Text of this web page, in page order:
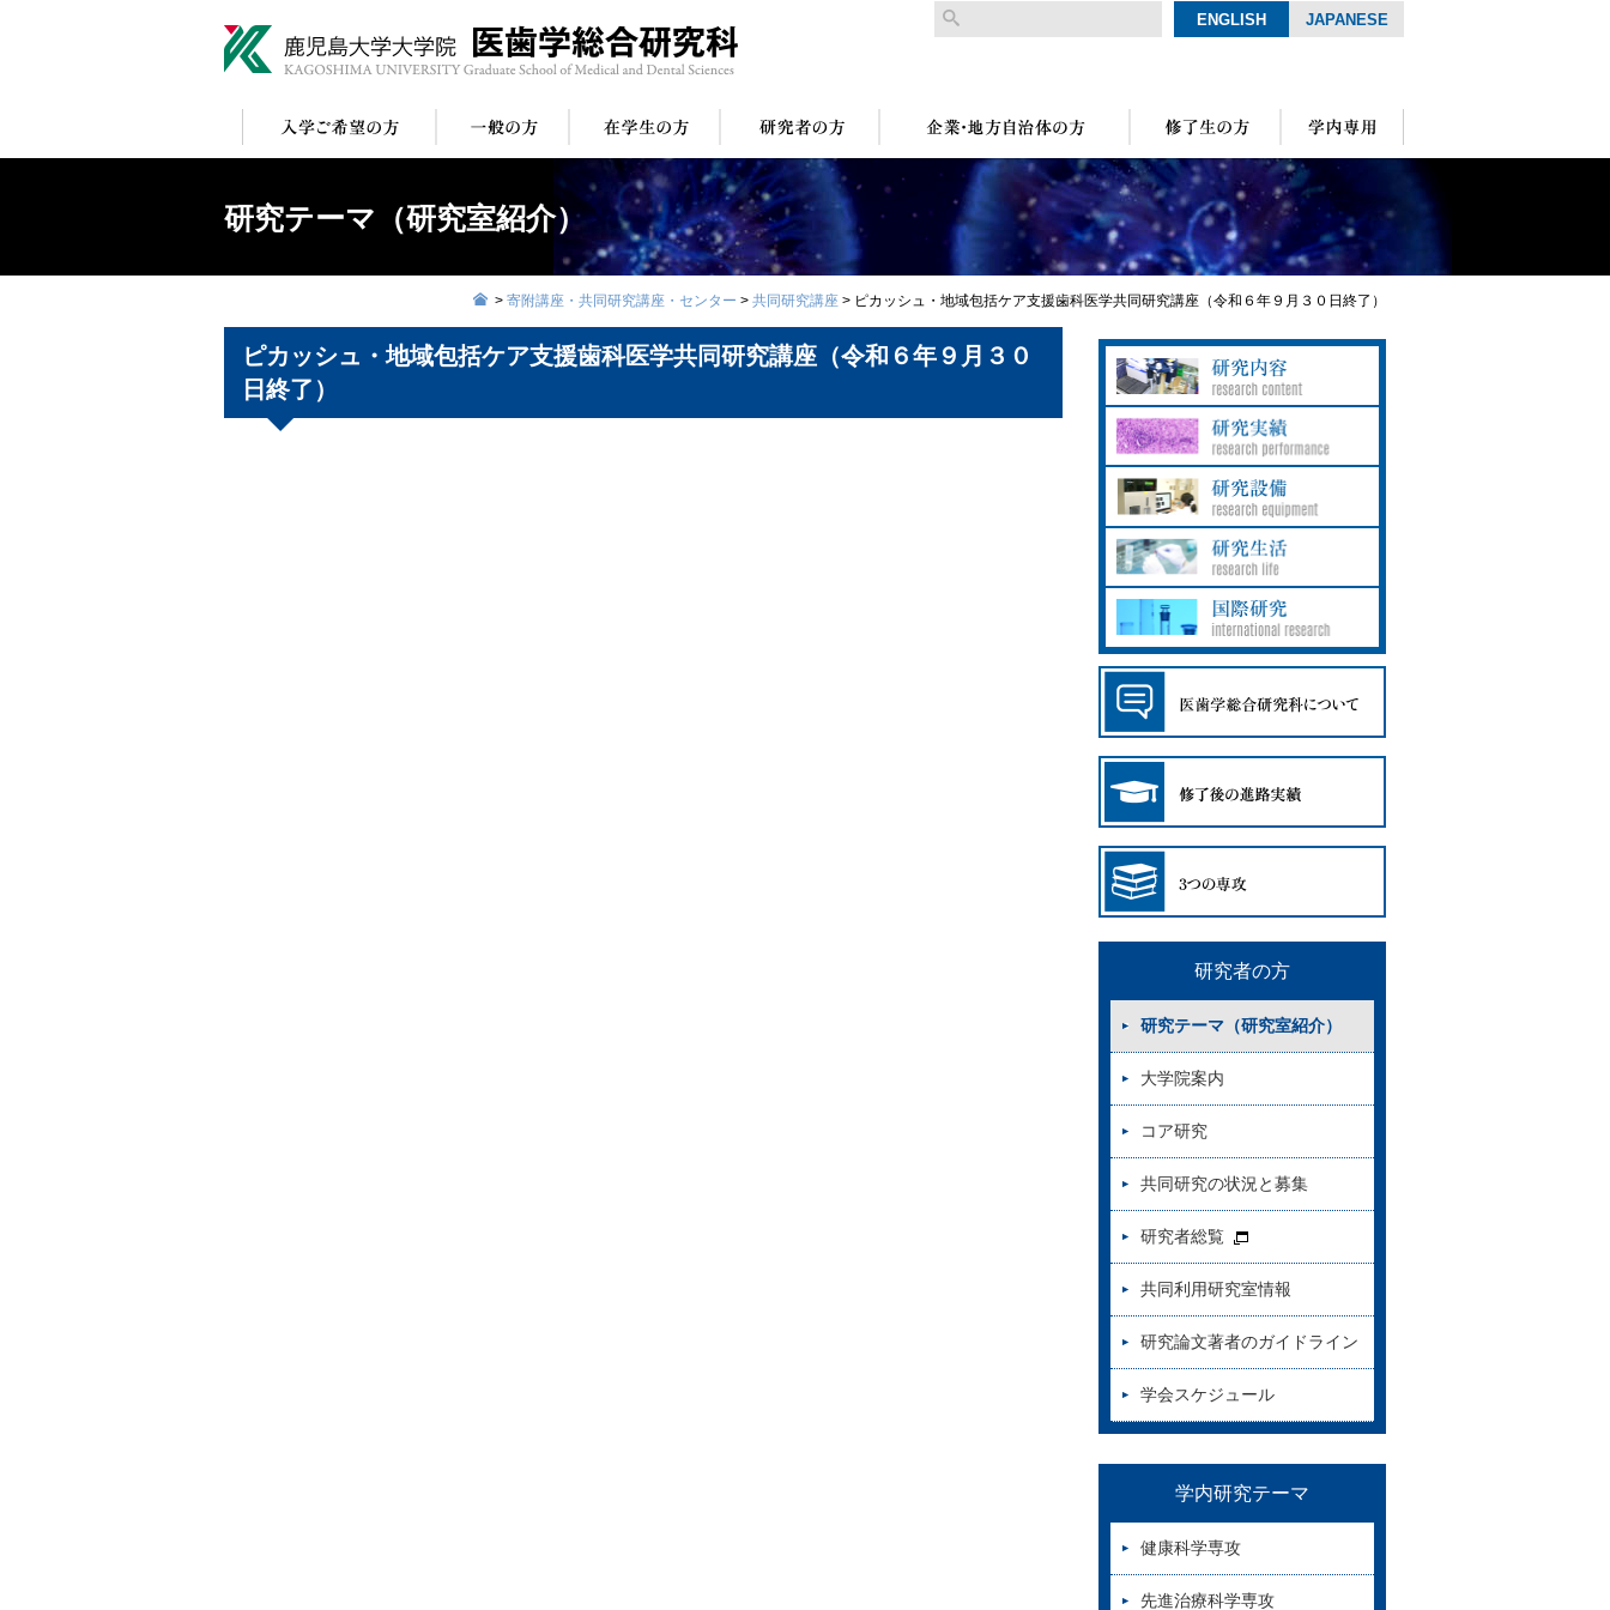
ENGLISH JAPANESE
研究テーマ（研究室紹介）
> 寄附講座・共同研究講座・センター > 共同研究講座 > ピカッシュ・地域包括ケア支援歯科医学共同研究講座（令和６年９月３０日終了）
ピカッシュ・地域包括ケア支援歯科医学共同研究講座（令和６年９月３０
日終了）
研究者の方
研究テーマ（研究室紹介）
大学院案内
コア研究
共同研究の状況と募集
研究者総覧
共同利用研究室情報
研究論文著者のガイドライン
学会スケジュール
学内研究テーマ
健康科学専攻
先進治療科学専攻